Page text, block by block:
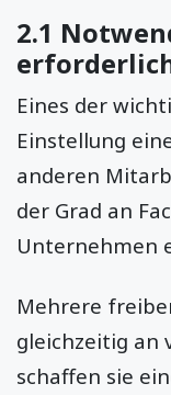
2.1
Eines der
Einstellung
anderen
der Grad an
Unternehmen
Mehrere
gleichzeitig an
schaffen sie